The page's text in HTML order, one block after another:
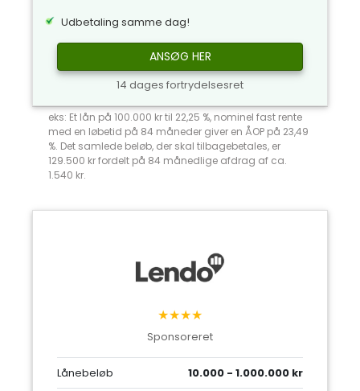
Udbetaling samme dag!
ANSØG HER
14 dages fortrydelsesret
eks: Et lån på 100.000 kr til 22,25 %, nominel fast rente
med en løbetid på 84 måneder giver en ÅOP på 23,49
%. Det samlede beløb, der skal tilbagebetales, er
129.500 kr fordelt på 84 månedlige afdrag af ca.
1.540 kr.
★★★★
Sponsoreret
Lånebeløb 10.000 - 1.000.000 kr